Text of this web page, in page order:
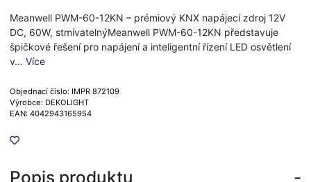
Meanwell PWM-60-12KN – prémiový KNX napájecí zdroj 12V
DC, 60W, stmívatelnýMeanwell PWM-60-12KN představuje
špičkové řešení pro napájení a inteligentní řízení LED osvětlení
v… Více
Objednací číslo: IMPR 872109
Výrobce: DEKOLIGHT
EAN: 4042943165954
Popis produktu